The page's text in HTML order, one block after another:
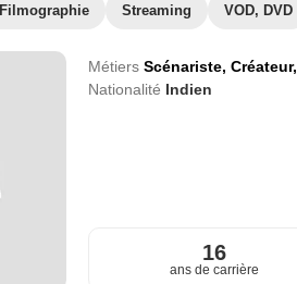
Filmographie Streaming VOD, DVD
Métiers Scénariste, Créateur,
Nationalité Indien
16
ans de carrière